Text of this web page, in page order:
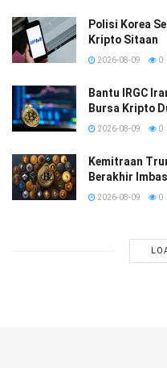
Polisi Korea
Kripto Sitaan
2026-08-09 0
Bantu IRGC
Bursa Kripto
2026-08-09 0
Kemitraan
Berakhir
2026-08-09 0